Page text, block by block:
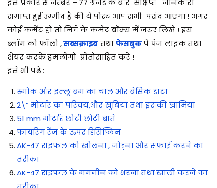
इस प्रकार से नम्बर – 77 ग्रेनेड के बारे संक्षिप्त जानकारी
समाप्त हुई उम्मीद है की ये पोस्ट आप सभी पसंद आएगा ! अगर
कोई कमेंट हो तो निचे के कमेंट बॉक्स में जरूर लिखे ! इस
ब्लॉग को फॉलो ,सब्सक्राइबतथाफेसबुकपे पेज लाइक तथा
शेयर करके हमलोगों प्रोतोसाहित करे !
इसे भी पढ़े :
स्मोक और इल्लू बम का चाल और बेसिक डाटा
2\” मोर्टार का परिचय,और खुबिया तथा इसकी खामिया
51 mm मोर्टार छोटी छोटी बाते
फायरिंग रेंज के ऊपर डिसिप्लिन
AK-47 राइफल को खोलना , जोड़ना और सफाई करने का
तरीका
AK-47 राइफल के मगज़ीन को भरना तथा खाली करने का